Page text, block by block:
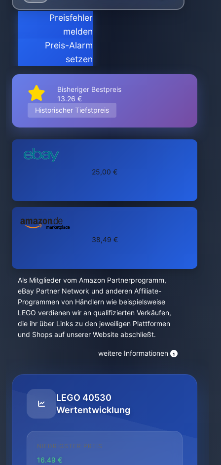
Preisfehler
melden
Preis-Alarm
setzen
Bisheriger Bestpreis
13.26 €
Historischer Tiefstpreis
25,00 €
38,49 €
Als Mitglieder vom Amazon Partnerprogramm,
eBay Partner Network und anderen Affiliate-
Programmen von Händlern wie beispielsweise
LEGO verdienen wir an qualifizierten Verkäufen,
die ihr über Links zu den jeweiligen Plattformen
und Shops auf unserer Website abschließt.
weitere Informationen
LEGO 40530
Wertentwicklung
NIEDRIGSTER PREIS
16.49 €